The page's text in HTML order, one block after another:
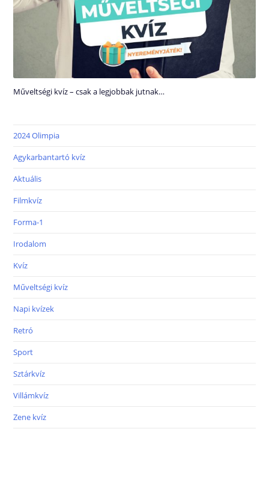
Műveltségi kvíz – csak a legjobbak jutnak…
2024 Olimpia
Agykarbantartó kvíz
Aktuális
Filmkvíz
Forma-1
Irodalom
Kvíz
Műveltségi kvíz
Napi kvízek
Retró
Sport
Sztárkvíz
Villámkvíz
Zene kvíz